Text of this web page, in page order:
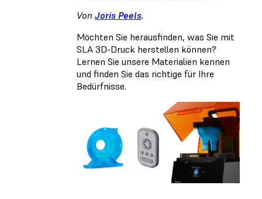
Von Joris Peels.
Möchten Sie herausfinden, was Sie mit
SLA 3D-Druck herstellen können?
Lernen Sie unsere Materialien kennen
und finden Sie das richtige für Ihre
Bedürfnisse.